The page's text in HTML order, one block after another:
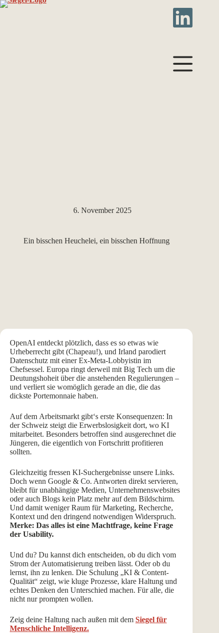
Zum
6. November 2025
Ein bisschen Heuchelei, ein bisschen Hoffnung
OpenAI entdeckt plötzlich, dass es so etwas wie
Urheberrecht gibt (Chapeau!), und Irland parodiert
Datenschutz mit einer Ex-Meta-Lobbyistin im
Chefsessel. Europa ringt derweil mit Big Tech um die
Deutungshoheit über die anstehenden Regulierungen –
und verliert sie womöglich gerade an die, die das
dickste Portemonnaie haben.
Auf dem Arbeitsmarkt gibt‘s erste Konsequenzen: In
der Schweiz steigt die Erwerbslosigkeit dort, wo KI
mitarbeitet. Besonders betroffen sind ausgerechnet die
Jüngeren, die eigentlich von Fortschritt profitieren
sollten.
Gleichzeitig fressen KI-Suchergebnisse unsere Links.
Doch wenn Google & Co. Antworten direkt servieren,
bleibt für unabhängige Medien, Unternehmenswebsites
oder auch Blogs kein Platz mehr auf dem Bildschirm.
Und damit weniger Raum für Marketing, Recherche,
Kontext und den dringend notwendigen Widerspruch.
Merke: Das alles ist eine Machtfrage, keine Frage
der Usability.
Und du? Du kannst dich entscheiden, ob du dich vom
Strom der Automatisierung treiben lässt. Oder ob du
lernst, ihn zu lenken. Die Schulung „KI & Content-
Qualität“ zeigt, wie kluge Prozesse, klare Haltung und
echtes Denken den Unterschied machen. Für alle, die
nicht nur prompten wollen.
Zeig deine Haltung nach außen mit dem Siegel für
Menschliche Intelligenz.